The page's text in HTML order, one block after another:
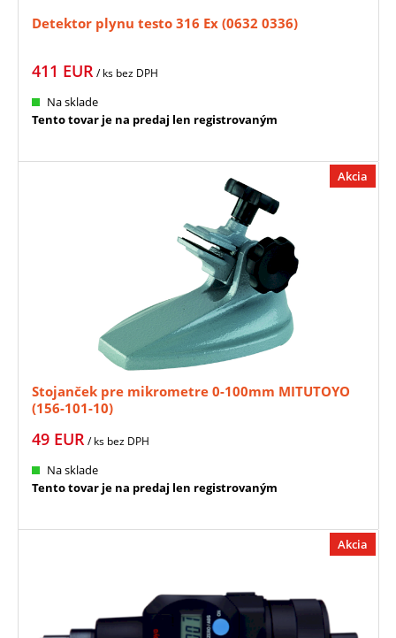
Detektor plynu testo 316 Ex (0632 0336)
411 EUR/ ks bez DPH
Na sklade
Tento tovar je na predaj len registrovaným
Akcia
Stojanček pre mikrometre 0-100mm MITUTOYO
(156-101-10)
49 EUR / ks bez DPH
Na sklade
Tento tovar je na predaj len registrovaným
Akcia